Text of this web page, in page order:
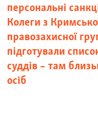
персональні
Колеги з
правозахисної
підготували
суддів – там
осіб